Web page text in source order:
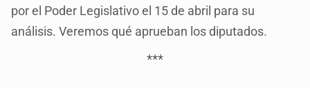
por el Poder Legislativo el 15 de abril para su
análisis. Veremos qué aprueban los diputados.
***